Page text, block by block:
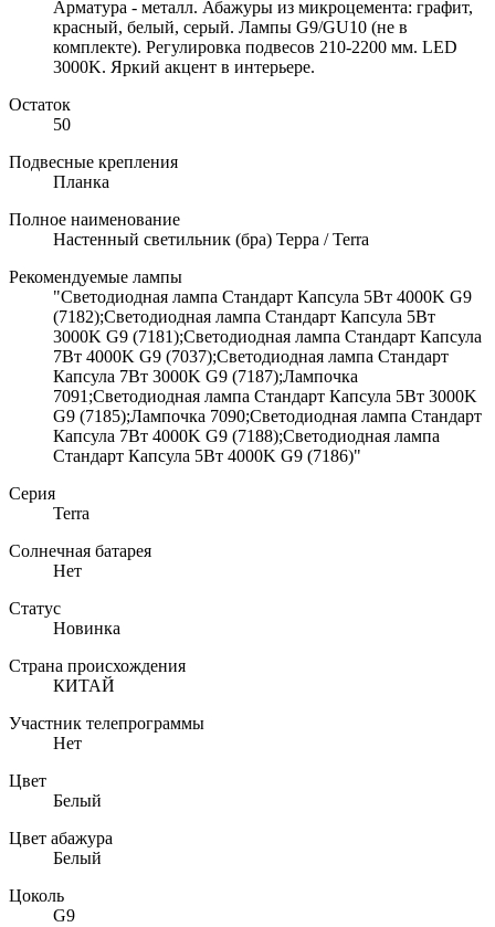
Арматура - металл. Абажуры из микроцемента: графит,
красный, белый, серый. Лампы G9/GU10 (не в
комплекте). Регулировка подвесов 210-2200 мм. LED
3000K. Яркий акцент в интерьере.
Остаток
50
Подвесные крепления
Планка
Полное наименование
Настенный светильник (бра) Терра / Terra
Рекомендуемые лампы
"Светодиодная лампа Стандарт Капсула 5Вт 4000K G9
(7182);Светодиодная лампа Стандарт Капсула 5Вт
3000K G9 (7181);Светодиодная лампа Стандарт Капсула
7Вт 4000K G9 (7037);Светодиодная лампа Стандарт
Капсула 7Вт 3000K G9 (7187);Лампочка
7091;Светодиодная лампа Стандарт Капсула 5Вт 3000K
G9 (7185);Лампочка 7090;Светодиодная лампа Стандарт
Капсула 7Вт 4000K G9 (7188);Светодиодная лампа
Стандарт Капсула 5Вт 4000K G9 (7186)"
Серия
Terra
Солнечная батарея
Нет
Статус
Новинка
Страна происхождения
КИТАЙ
Участник телепрограммы
Нет
Цвет
Белый
Цвет абажура
Белый
Цоколь
G9